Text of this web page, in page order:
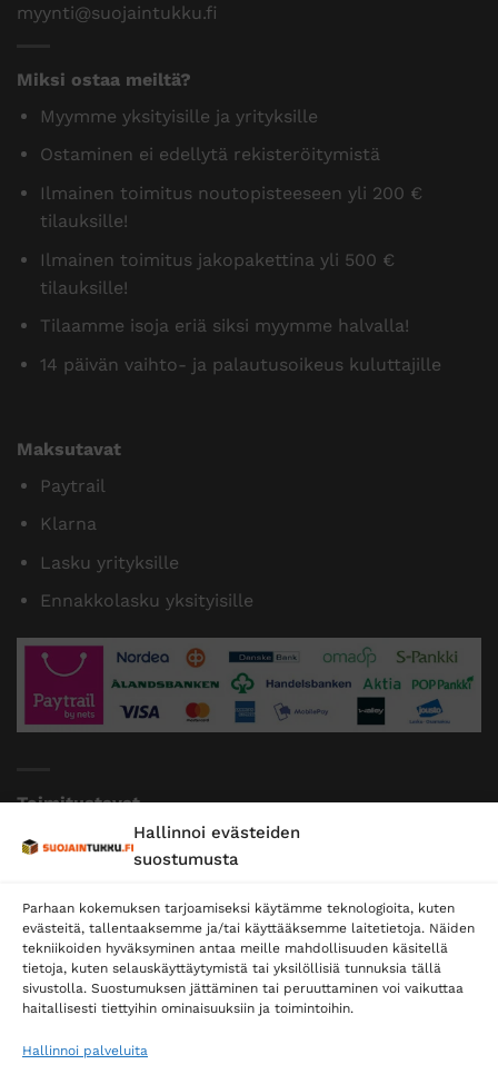
Hallinnoi evästeiden
suostumusta
Parhaan kokemuksen tarjoamiseksi käytämme teknologioita, kuten
evästeitä, tallentaaksemme ja/tai käyttääksemme laitetietoja. Näiden
tekniikoiden hyväksyminen antaa meille mahdollisuuden käsitellä
tietoja, kuten selauskäyttäytymistä tai yksilöllisiä tunnuksia tällä
sivustolla. Suostumuksen jättäminen tai peruuttaminen voi vaikuttaa
haitallisesti tiettyihin ominaisuuksiin ja toimintoihin.
Hallinnoi palveluita
myynti@suojaintukku.fi
Miksi ostaa meiltä?
Myymme yksityisille ja yrityksille
Ostaminen ei edellytä rekisteröitymistä
Ilmainen toimitus noutopisteeseen yli 200 €
tilauksille!
Ilmainen toimitus jakopakettina yli 500 €
tilauksille!
Tilaamme isoja eriä siksi myymme halvalla!
14 päivän vaihto- ja palautusoikeus kuluttajille
Maksutavat
Paytrail
Klarna
Lasku yrityksille
Ennakkolasku yksityisille
Toimitustavat
Posti
Postnord
Tilaa uutiskirje ja saat erikoisalennuksia